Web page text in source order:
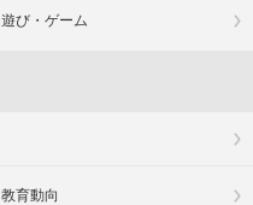
遊び・ゲーム
教育動向